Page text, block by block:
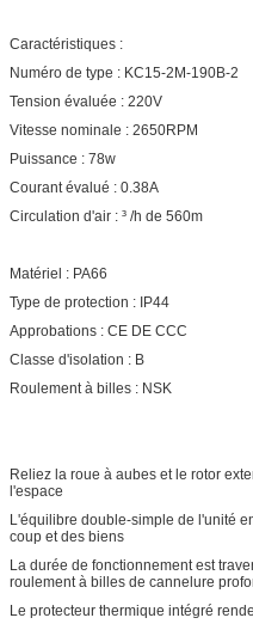
Caractéristiques :
Numéro de type : KC15-2M-190B-2
Tension évaluée : 220V
Vitesse nominale : 2650RPM
Puissance : 78w
Courant évalué : 0.38A
Circulation d'air : ³ /h de 560m
Matériel : PA66
Type de protection : IP44
Approbations : CE DE CCC
Classe d'isolation : B
Roulement à billes : NSK
Reliez la roue à aubes et le rotor
l'espace
L'équilibre double-simple de l'unité
coup et des biens
La durée de fonctionnement est
roulement à billes de cannelure
Le protecteur thermique intégré